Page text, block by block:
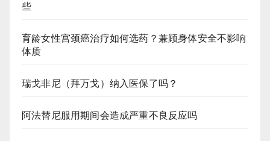
些
育龄女性宫颈癌治疗如何选药？兼顾身体安全不影响
体质
瑞戈非尼（拜万戈）纳入医保了吗？
阿法替尼服用期间会造成严重不良反应吗